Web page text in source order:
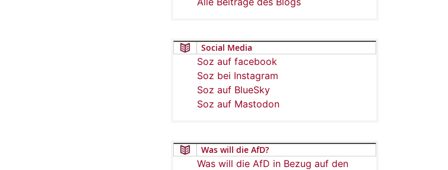
Social Media
Soz auf facebook
Soz bei Instagram
Soz auf BlueSky
Soz auf Mastodon
Was will die AfD?
Was will die AfD in Bezug auf den